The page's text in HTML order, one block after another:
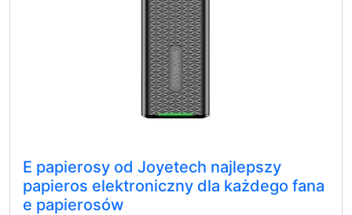
E papierosy od Joyetech najlepszy
papieros elektroniczny dla każdego fana
e papierosów